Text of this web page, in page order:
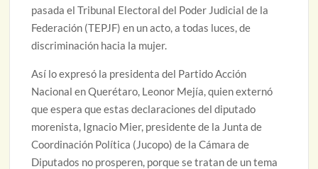
pasada el Tribunal Electoral del Poder Judicial de la
Federación (TEPJF) en un acto, a todas luces, de
discriminación hacia la mujer.
Así lo expresó la presidenta del Partido Acción
Nacional en Querétaro, Leonor Mejía, quien externó
que espera que estas declaraciones del diputado
morenista, Ignacio Mier, presidente de la Junta de
Coordinación Política (Jucopo) de la Cámara de
Diputados no prosperen, porque se tratan de un tema